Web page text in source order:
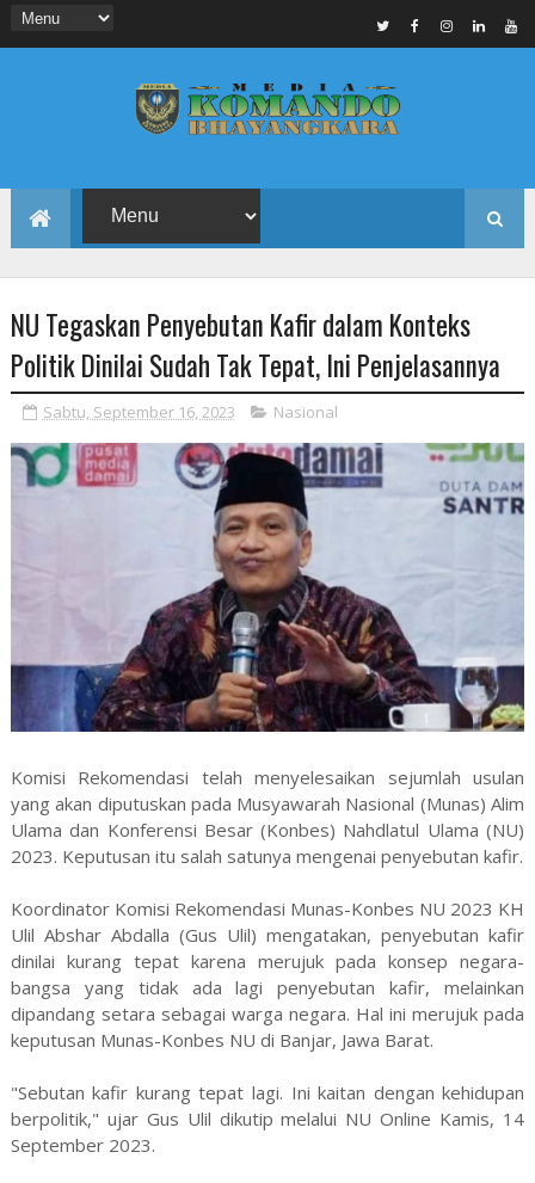
NU Tegaskan Penyebutan Kafir dalam Konteks
Politik Dinilai Sudah Tak Tepat, Ini Penjelasannya
Sabtu, September 16, 2023 Nasional
Komisi Rekomendasi telah menyelesaikan sejumlah usulan
yang akan diputuskan pada Musyawarah Nasional (Munas) Alim
Ulama dan Konferensi Besar (Konbes) Nahdlatul Ulama (NU)
2023. Keputusan itu salah satunya mengenai penyebutan kafir.
Koordinator Komisi Rekomendasi Munas-Konbes NU 2023 KH
Ulil Abshar Abdalla (Gus Ulil) mengatakan, penyebutan kafir
dinilai kurang tepat karena merujuk pada konsep negara-
bangsa yang tidak ada lagi penyebutan kafir, melainkan
dipandang setara sebagai warga negara. Hal ini merujuk pada
keputusan Munas-Konbes NU di Banjar, Jawa Barat.
"Sebutan kafir kurang tepat lagi. Ini kaitan dengan kehidupan
berpolitik," ujar Gus Ulil dikutip melalui NU Online Kamis, 14
September 2023.